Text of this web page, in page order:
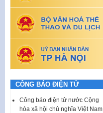
CÔNG BÁO ĐIỆN TỬ
Công báo điện tử nước Cộng
hòa xã hội chủ nghĩa Việt Nam